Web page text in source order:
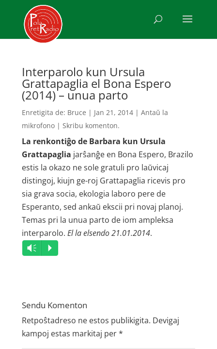
Interparolo kun Ursula
Grattapaglia el Bona Espero
(2014) – unua parto
Enretigita de: Bruce | Jan 21, 2014| Antaŭ la
mikrofono| Skribu komenton.
La renkontiĝo de Barbara kun Ursula
Grattapaglia jarŝanĝe en Bona Espero, Brazilo
estis la okazo ne sole gratuli pro laŭvicaj
distingoj, kiujn ge-roj Grattapaglia ricevis pro
sia grava socia, ekologia laboro pere de
Esperanto, sed ankaŭ ekscii pri novaj planoj.
Temas pri la unua parto de iom ampleksa
interparolo. El la elsendo 21.01.2014.
Audio
Player
Vm P
Sendu Komenton
Retpoŝtadreso ne estos publikigita. Devigaj
kampoj estas markitaj per*